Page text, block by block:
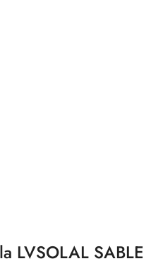
LVSOLAL SABLE